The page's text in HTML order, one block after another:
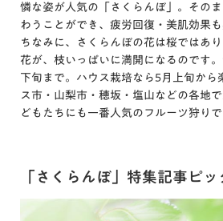
憐な姿が人気の「さくらんぼ」。その
わうことができ、疲労回復・美肌効果
ちなみに、さくらんぼの花は桜ではあ
花が、枝いっぱいに満開になるのです
下旬まで。ハウス栽培なら5月上旬から
ス市・山梨市・穂坂・塩山などの各地
どもたちにも一番人気のフルーツ狩りで
「さくらんぼ」特集記事ピ